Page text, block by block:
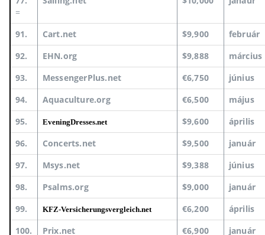
=
91. Cart.net $9,900
február
92.
EHN.org $9,888
március
93.
MessengerPlus.net €6,750
június
94.
Aquaculture.org €6,500
május
95.
EveningDresses.net $9,600
április
96.
Concerts.net $9,500
január
97.
Msys.net $9,388
június
98.
Psalms.org $9,000
január
99.
KFZ-Versicherungsvergleich.net €6,200
április
100.
Prix.net €6,900 január